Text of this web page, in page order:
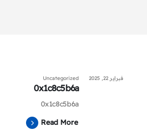
فبراير 22, 2025 Uncategorized
0x1c8c5b6a
0x1c8c5b6a
Read More